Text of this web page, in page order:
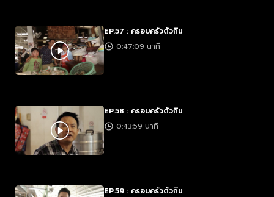
EP.57 : ครอบครัวตัวกิน
0:47:09 นาที
EP.58 : ครอบครัวตัวกิน
0:43:59 นาที
EP.59 : ครอบครัวตัวกิน